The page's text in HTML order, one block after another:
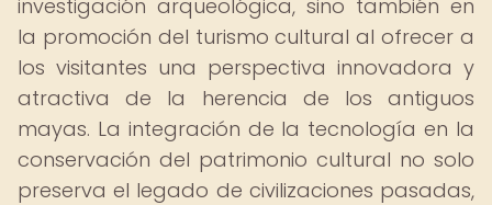
investigación arqueológica, sino también en
la promoción del turismo cultural al ofrecer a
los visitantes una perspectiva innovadora y
atractiva de la herencia de los antiguos
mayas. La integración de la tecnología en la
conservación del patrimonio cultural no solo
preserva el legado de civilizaciones pasadas,